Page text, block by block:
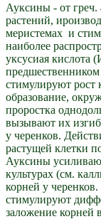
Ауксины - от греч.
растений,
меристемах и
наиболее
уксусиая кислота
стимулируют рост
образование,
проростка
вызывают их
у черенков.
растущей клетки
Ауксины
культурах (см.
корней у
стимулируют
заложение корней